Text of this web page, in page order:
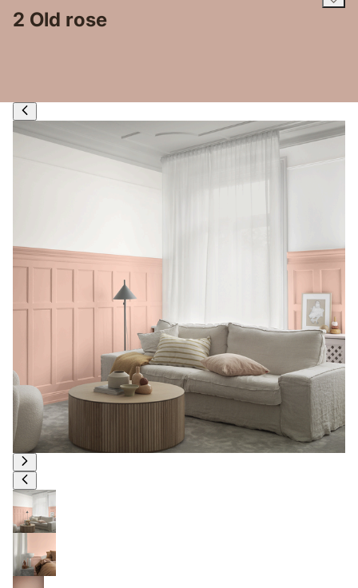
2 Old rose